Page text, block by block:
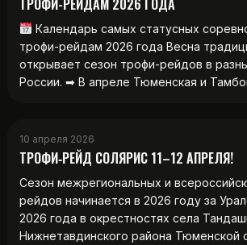
Календарь самых статусных
трофи-рейдам 2026 года Весна
открывает сезон трофи-рейдов в
России. ➡ В апреле Тюменская и
10 апреля 2026
ТРОФИ‑РЕЙД СОЛЯРИС 11–12 АПРЕЛЯ!
Сезон межрегиональных и
рейдов начинается в 2026 году за
2026 года в окрестностях села
Нижнетавдинского района Тюменской